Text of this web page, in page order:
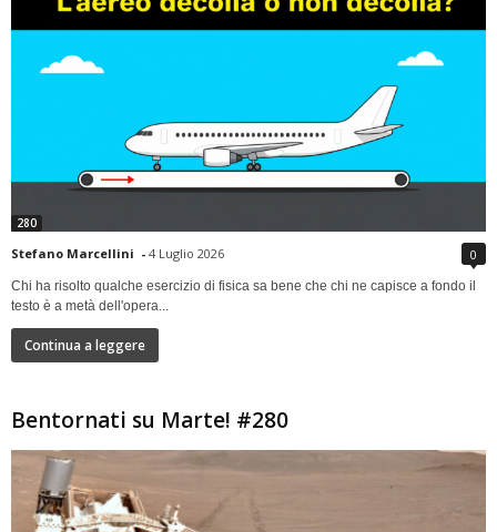
280
Stefano Marcellini - 4 Luglio 2026 0
Chi ha risolto qualche esercizio di fisica sa bene che chi ne capisce a fondo il
testo è a metà dell'opera...
Continua a leggere
Bentornati su Marte! #280